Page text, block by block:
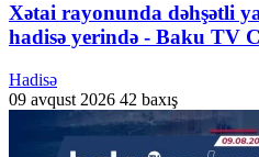
Xətai rayonunda dəhşətli
hadisə yerində - Baku TV
Hadisə
09 avqust 2026 42 baxış